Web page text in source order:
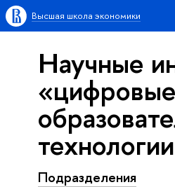
Высшая школа экономики
Научные
«цифровые
Подразделения